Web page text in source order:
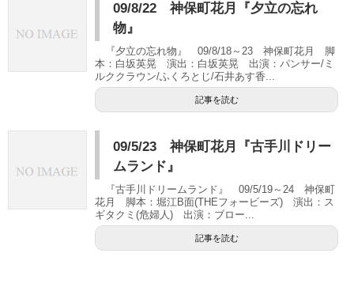
09/8/22 神保町花月『夕立の忘れ
物』
『夕立の忘れ物』 09/8/18～23 神保町花月 脚
本：白坂英晃 演出：白坂英晃 出演：パンサー/ミ
ルククラウン/ふくろとじ/石井あす香...
記事を読む
09/5/23 神保町花月『古手川ドリー
ムランド』
『古手川ドリームランド』 09/5/19～24 神保町
花月 脚本：堀江B面(THEフォービーズ) 演出：ス
ギタクミ(危婦人) 出演：ブロー...
記事を読む